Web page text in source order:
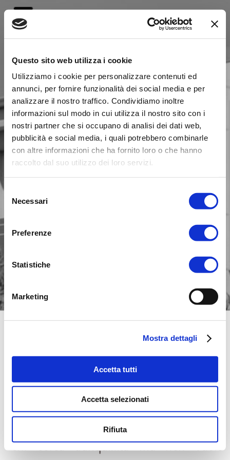
Questo sito web utilizza i cookie
Utilizziamo i cookie per personalizzare contenuti ed
annunci, per fornire funzionalità dei social media e per
analizzare il nostro traffico. Condividiamo inoltre
informazioni sul modo in cui utilizza il nostro sito con i
nostri partner che si occupano di analisi dei dati web,
pubblicità e social media, i quali potrebbero combinarle
con altre informazioni che ha fornito loro o che hanno
raccolto dal suo utilizzo dei loro servizi.
Selezione
delNecessari
Preferenze
Statistiche
Marketing
Mostra dettagli
Accetta tutti
Accetta selezionati
Rifiuta
PI-2
VILLA BIFAMILIARE
PI-2 | RESIDENCE
Appena fuori dal centro abitato, l’edificio
riflette le contemporanee tendenze
architettoniche, e offre una soluzione a
chi cerca tranquillità ma non vuole